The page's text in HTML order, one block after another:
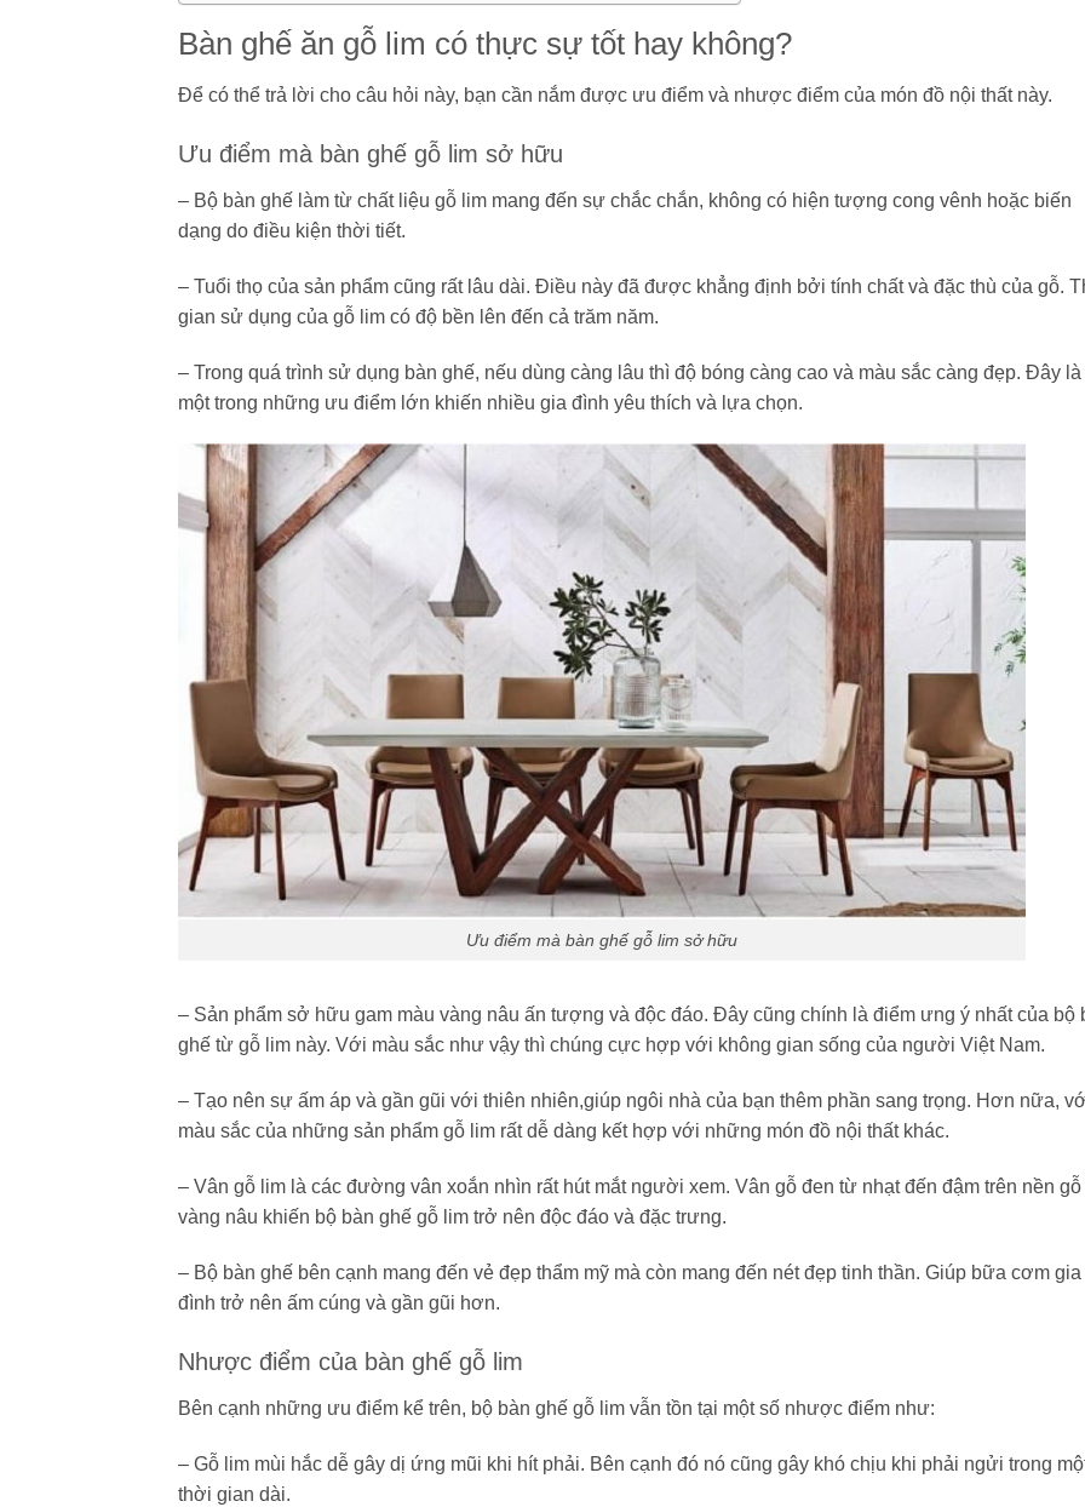
Bàn ghế ăn gỗ lim có thực sự tốt hay không?
Để có thể trả lời cho câu hỏi này, bạn cần nắm được ưu điểm và nhược điểm của món đồ nội thất này.
Ưu điểm mà bàn ghế gỗ lim sở hữu
– Bộ bàn ghế làm từ chất liệu gỗ lim mang đến sự chắc chắn, không có hiện tượng cong vênh hoặc biến
dạng do điều kiện thời tiết.
– Tuổi thọ của sản phẩm cũng rất lâu dài. Điều này đã được khẳng định bởi tính chất và đặc thù của gỗ.
gian sử dụng của gỗ lim có độ bền lên đến cả trăm năm.
– Trong quá trình sử dụng bàn ghế, nếu dùng càng lâu thì độ bóng càng cao và màu sắc càng đẹp. Đây là
một trong những ưu điểm lớn khiến nhiều gia đình yêu thích và lựa chọn.
Ưu điểm mà bàn ghế gỗ lim sở hữu
– Sản phẩm sở hữu gam màu vàng nâu ấn tượng và độc đáo. Đây cũng chính là điểm ưng ý nhất của bộ
ghế từ gỗ lim này. Với màu sắc như vậy thì chúng cực hợp với không gian sống của người Việt Nam.
– Tạo nên sự ấm áp và gần gũi với thiên nhiên,giúp ngôi nhà của bạn thêm phần sang trọng. Hơn nữa,
màu sắc của những sản phẩm gỗ lim rất dễ dàng kết hợp với những món đồ nội thất khác.
– Vân gỗ lim là các đường vân xoắn nhìn rất hút mắt người xem. Vân gỗ đen từ nhạt đến đậm trên nền gỗ
vàng nâu khiến bộ bàn ghế gỗ lim trở nên độc đáo và đặc trưng.
– Bộ bàn ghế bên cạnh mang đến vẻ đẹp thẩm mỹ mà còn mang đến nét đẹp tinh thần. Giúp bữa cơm gia
đình trở nên ấm cúng và gần gũi hơn.
Nhược điểm của bàn ghế gỗ lim
Bên cạnh những ưu điểm kể trên, bộ bàn ghế gỗ lim vẫn tồn tại một số nhược điểm như:
– Gỗ lim mùi hắc dễ gây dị ứng mũi khi hít phải. Bên cạnh đó nó cũng gây khó chịu khi phải ngửi trong
thời gian dài.